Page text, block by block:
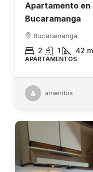
Apartamento en
Bucaramanga
Bucaramanga
2 1 42
APARTAMENTOS
arriendos